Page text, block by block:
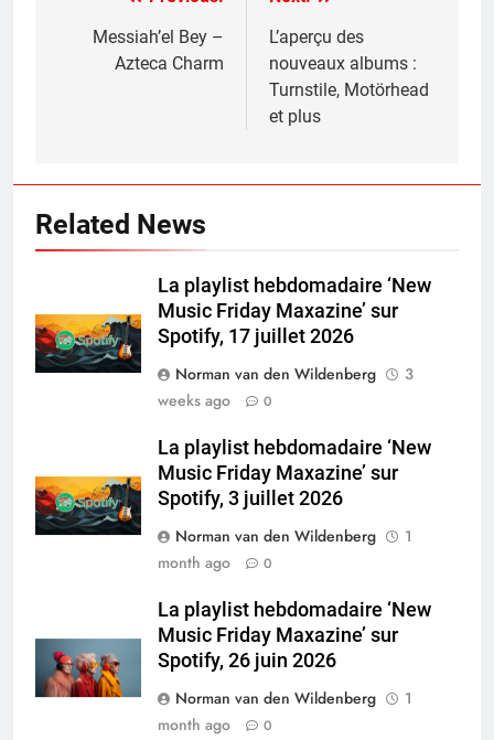
navigation
Messiah’el Bey –
Azteca Charm
L’aperçu des
nouveaux albums :
Turnstile, Motörhead
et plus
Related News
La playlist hebdomadaire ‘New
Music Friday Maxazine’ sur
Spotify, 17 juillet 2026
Norman van den Wildenberg
3
weeks ago
0
La playlist hebdomadaire ‘New
Music Friday Maxazine’ sur
Spotify, 3 juillet 2026
Norman van den Wildenberg
1
month ago
0
La playlist hebdomadaire ‘New
Music Friday Maxazine’ sur
Spotify, 26 juin 2026
Norman van den Wildenberg
1
month ago
0